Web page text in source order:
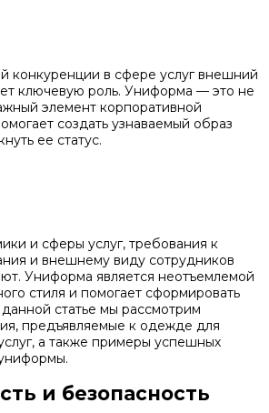
конкуренции в сфере услуг внешний
ключевую роль. Униформа — это не
элемент корпоративной
создать узнаваемый образ
ее статус.
и сферы услуг, требования к
и внешнему виду сотрудников
Униформа является неотъемлемой
стиля и помогает сформировать
статье мы рассмотрим
предъявляемые к одежде для
а также примеры успешных
и безопасность